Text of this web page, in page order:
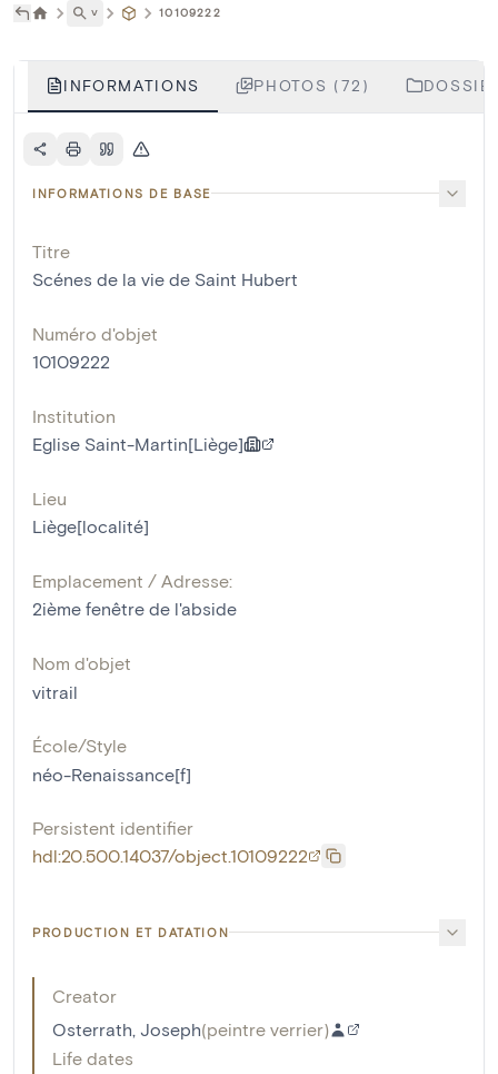
˅ 10109222
INFORMATIONS PHOTOS (72)
INFORMATIONS DE BASE
Titre
Scénes de la vie de Saint Hubert
Numéro d'objet
10109222
Institution
Eglise Saint-Martin[Liège]
Lieu
Liège[localité]
Emplacement / Adresse:
2ième fenêtre de l'abside
Nom d'objet
vitrail
École/Style
néo-Renaissance[f]
Persistent identifier
hdl:20.500.14037/object.10109222
PRODUCTION ET DATATION
Creator
Osterrath, Joseph(peintre verrier)
Life dates